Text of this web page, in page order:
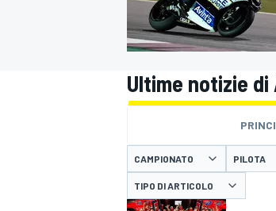
MOTOGP
WRC
Ultime notizie di
CAMPIONATO PILOTA
TIPO DI ARTICOLO